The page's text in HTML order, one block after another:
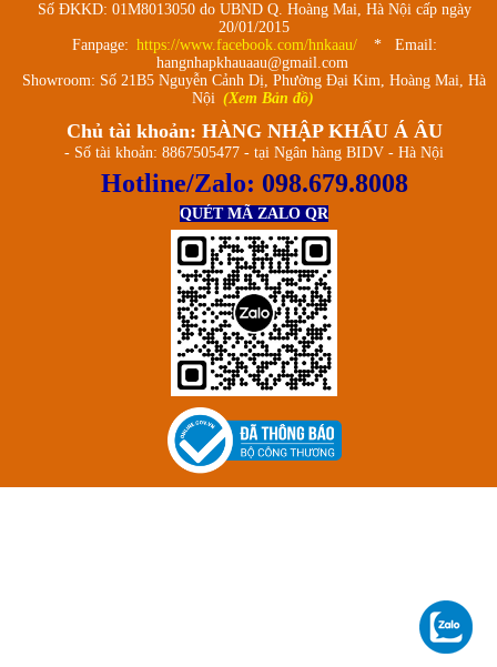
Số ĐKKD: 01M8013050 do UBND Q. Hoàng Mai, Hà Nội cấp ngày
20/01/2015
Fanpage: https://www.facebook.com/hnkaau/
* Email:
hangnhapkhauaau@gmail.com
Showroom: Số 21B5 Nguyễn Cảnh Dị, Phường Đại Kim, Hoàng Mai, Hà
Nội (Xem Bản đồ)
Chủ tài khoản: HÀNG NHẬP KHẨU Á ÂU
- Số tài khoản: 8867505477 - tại Ngân hàng BIDV - Hà Nội
Hotline/Zalo: 098.679.8008
QUÉT MÃ ZALO QR